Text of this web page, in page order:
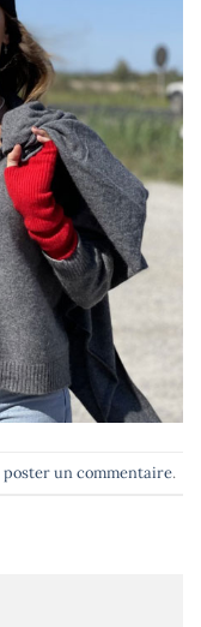
poster un commentaire.